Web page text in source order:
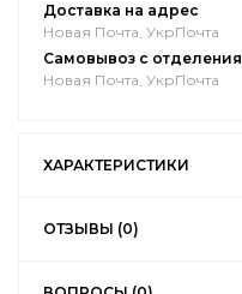
Доставка на адрес
Новая Почта, УкрПочта
Самовывоз с отделения
Новая Почта, УкрПочта
ХАРАКТЕРИСТИКИ
ОТЗЫВЫ (0)